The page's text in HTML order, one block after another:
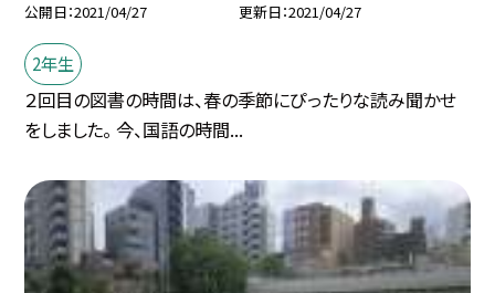
公開日 2021/04/27 更新日 2021/04/27
2年生
２回目の図書の時間は、春の季節にぴったりな読み聞かせ
をしました。 今、国語の時間...